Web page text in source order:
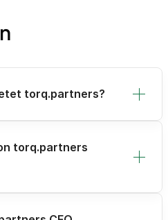
torq.partners?
torq.partners